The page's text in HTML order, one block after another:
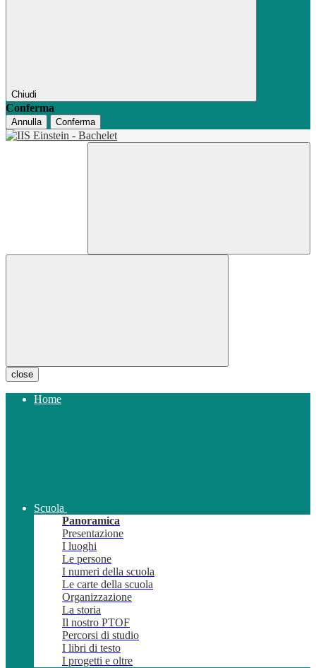
Chiudi
Conferma
Annulla Conferma
close
Home
Scuola
Panoramica
Presentazione
I luoghi
Le persone
I numeri della scuola
Le carte della scuola
Organizzazione
La storia
Il nostro PTOF
Percorsi di studio
I libri di testo
I progetti e oltre